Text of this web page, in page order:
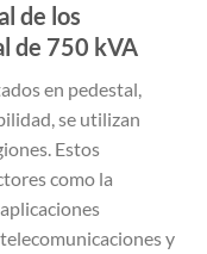
de los
de 750 kVA
en pedestal,
se utilizan
Estos
como la
y